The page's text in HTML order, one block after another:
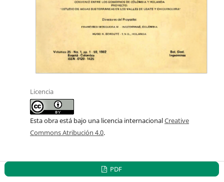
Licencia
Esta obra está bajo una licencia internacionalCreative
Commons Atribución 4.0.
PDF